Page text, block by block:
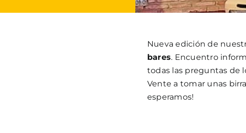
Nueva edición de
bares. Encuentro
todas las preguntas de
Vente a tomar unas
esperamos!